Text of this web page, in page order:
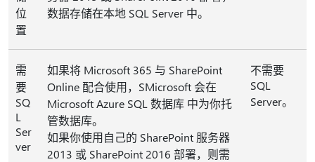
位
置
数据存储在本地 SQL Server 中。
需
要
SQ
L
Ser
ver
如果将 Microsoft 365 与 SharePoint
Online 配合使用，SMicrosoft 会在
Microsoft Azure SQL 数据库 中为你托
管数据库。
如果你使用自己的 SharePoint 服务器
2013 或 SharePoint 2016 部署，则需
不需要
SQL
Server。